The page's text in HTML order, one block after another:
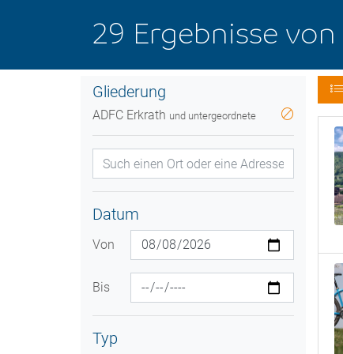
29 Ergebnisse von
Gliederung
ADFC Erkrath und untergeordnete
Datum
Von
Bis
Typ